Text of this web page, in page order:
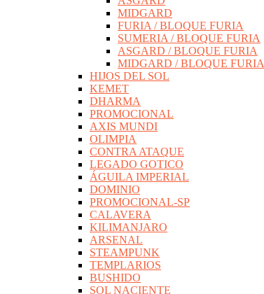
MIDGARD
FURIA / BLOQUE FURIA
SUMERIA / BLOQUE FURIA
ASGARD / BLOQUE FURIA
MIDGARD / BLOQUE FURIA
HIJOS DEL SOL
KEMET
DHARMA
PROMOCIONAL
AXIS MUNDI
OLIMPIA
CONTRA ATAQUE
LEGADO GOTICO
ÁGUILA IMPERIAL
DOMINIO
PROMOCIONAL-SP
CALAVERA
KILIMANJARO
ARSENAL
STEAMPUNK
TEMPLARIOS
BUSHIDO
SOL NACIENTE